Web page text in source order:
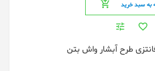
به سبد خرید
طرح آبشار واش بتن